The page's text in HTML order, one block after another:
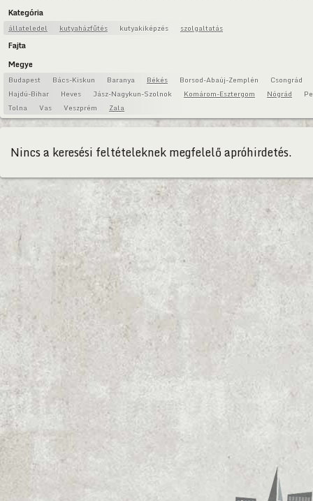
Kategória
állateledel kutyaházfűtés kutyakiképzés szolgaltatás
Fajta
Megye
Budapest Bács-Kiskun Baranya Békés Borsod-Abaúj-Zemplén
Csongrád
Hajdú-Bihar
Heves Jász-Nagykun-Szolnok Komárom-Esztergom Nógrád
Tolna
Vas Veszprém Zala
Nincs a keresési feltételeknek megfelelő apróhirdetés.